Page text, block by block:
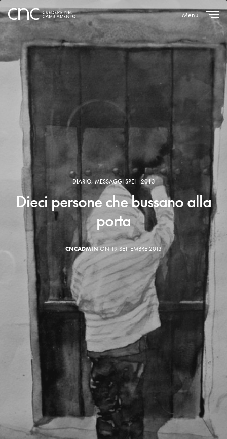
Menu
DIARIO, MESSAGGI SPEI - 2013
Dieci persone che bussano alla
porta
CNCADMINON 19 SETTEMBRE 2013